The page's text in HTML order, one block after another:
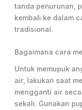
tanda penurunan,
kembali ke dalam
tradisional.
Bagaimana cara
Untuk memupuk
air, lakukan saat
mengganti air
sekali. Gunakan